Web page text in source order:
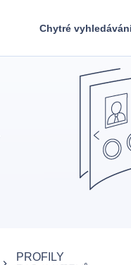
Chytré
PROFILY